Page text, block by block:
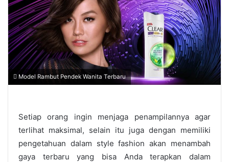
Model Rambut Pendek Wanita Terbaru
Setiap orang ingin menjaga penampilannya agar
terlihat maksimal, selain itu juga dengan memiliki
pengetahuan dalam style fashion akan menambah
gaya terbaru yang bisa Anda terapkan dalam